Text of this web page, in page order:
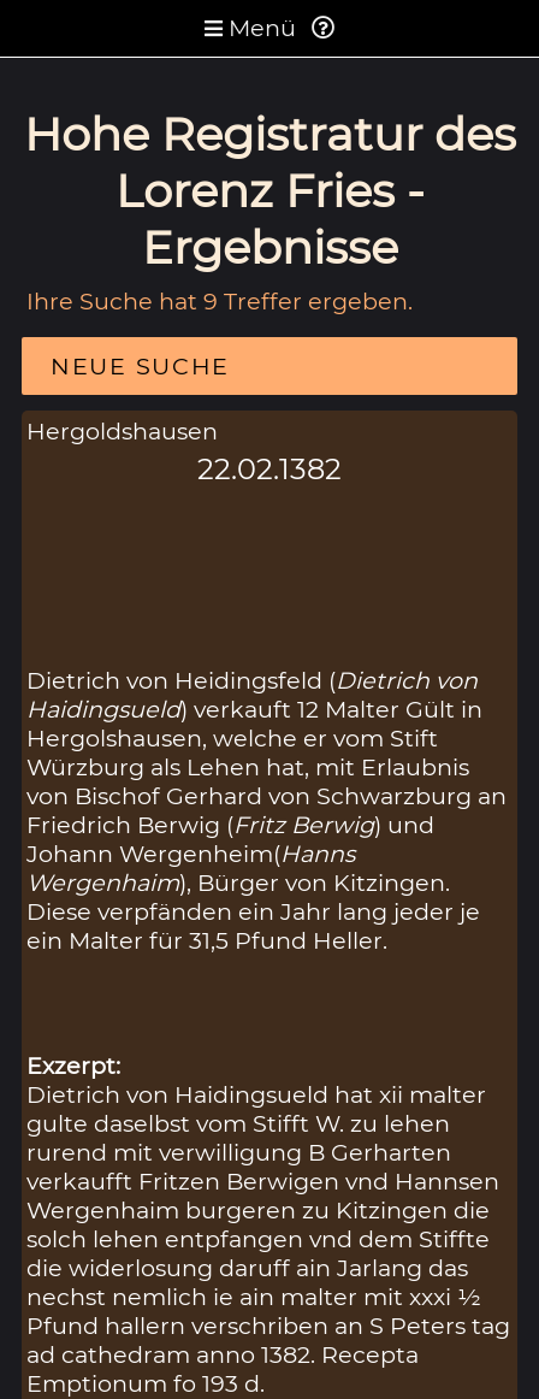
Menü
Hohe Registratur des
Lorenz Fries -
Ergebnisse
Ihre Suche hat 9 Treffer ergeben.
NEUE SUCHE
Hergoldshausen
22.02.1382
Dietrich von Heidingsfeld (Dietrich von
Haidingsueld) verkauft 12 Malter Gült in
Hergolshausen, welche er vom Stift
Würzburg als Lehen hat, mit Erlaubnis
von Bischof Gerhard von Schwarzburg an
Friedrich Berwig (Fritz Berwig) und
Johann Wergenheim(Hanns
Wergenhaim), Bürger von Kitzingen.
Diese verpfänden ein Jahr lang jeder je
ein Malter für 31,5 Pfund Heller.
Exzerpt:
Dietrich von Haidingsueld hat xii malter
gulte daselbst vom Stifft W. zu lehen
rurend mit verwilligung B Gerharten
verkaufft Fritzen Berwigen vnd Hannsen
Wergenhaim burgeren zu Kitzingen die
solch lehen entpfangen vnd dem Stiffte
die widerlosung daruff ain Jarlang das
nechst nemlich ie ain malter mit xxxi ½
Pfund hallern verschriben an S Peters tag
ad cathedram anno 1382. Recepta
Emptionum fo 193 d.